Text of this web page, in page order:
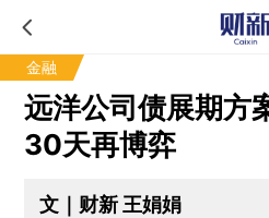
金融
远洋公司债展期方
30天再博弈
文｜财新 王娟娟